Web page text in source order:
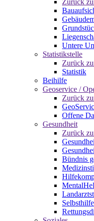
Untere
Statistikstelle
Zurück
Statistik
Beihilfe
Geoservice /
Zurück
Offene
Gesundheit
Zurück
Bündnis
Selbsthilfe